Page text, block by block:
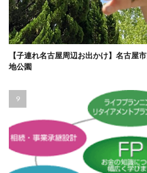
【子連れ名古屋周辺お出かけ】名古屋
地公園